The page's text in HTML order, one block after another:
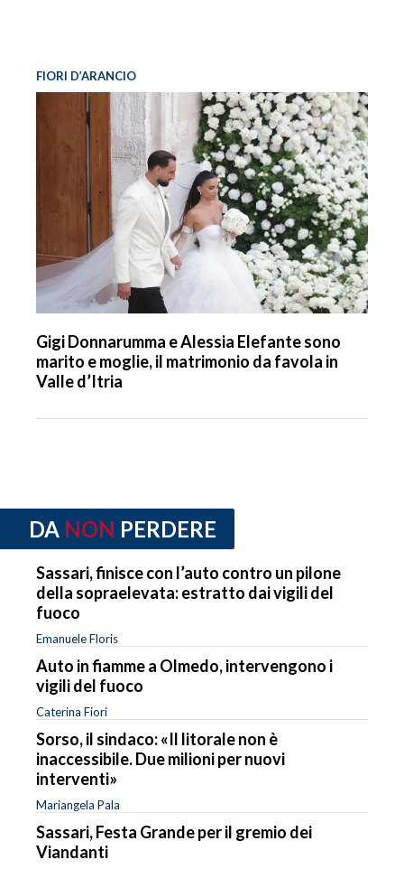
FIORI D’ARANCIO
Gigi Donnarumma e Alessia Elefante sono
marito e moglie, il matrimonio da favola in
Valle d’Itria
DA NON PERDERE
Sassari, finisce con l’auto contro un pilone
della sopraelevata: estratto dai vigili del
fuoco
Emanuele Floris
Auto in fiamme a Olmedo, intervengono i
vigili del fuoco
Caterina Fiori
Sorso, il sindaco: «Il litorale non è
inaccessibile. Due milioni per nuovi
interventi»
Mariangela Pala
Sassari, Festa Grande per il gremio dei
Viandanti